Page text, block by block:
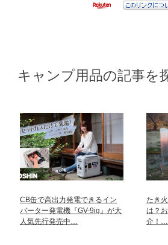
キャンプ用品の記事を
CB缶で高出力発電できるイン
バーター発電機『GV-9ig』が大
人気先行発売中…
たき
は？
介！…